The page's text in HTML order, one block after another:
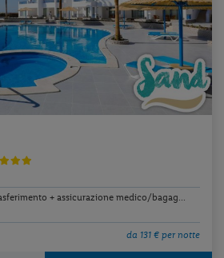
+ assicurazione medico/bagag...
da 131 € per notte